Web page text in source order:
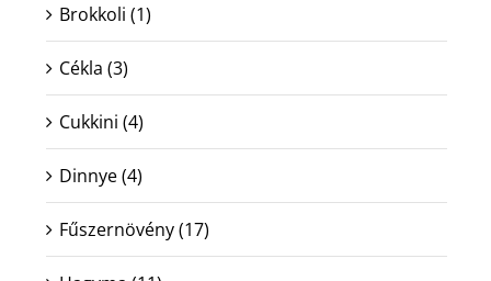
Brokkoli (1)
Cékla (3)
Cukkini (4)
Dinnye(4)
Fűszernövény(17)